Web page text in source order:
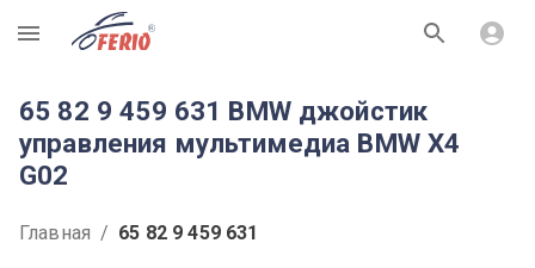
R
65 82 9 459 631 BMW джойстик
управления мультимедиа BMW X4
G02
Главная / 65 82 9 459 631